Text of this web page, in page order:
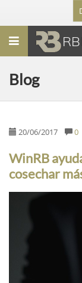
Menú
Blog
20/06/2017 0
WinRB
cosechar